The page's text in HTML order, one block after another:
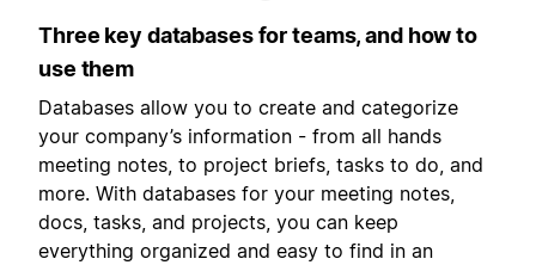
Three key databases for teams, and how to
use them
Databases allow you to create and categorize
your company’s information - from all hands
meeting notes, to project briefs, tasks to do, and
more. With databases for your meeting notes,
docs, tasks, and projects, you can keep
everything organized and easy to find in an